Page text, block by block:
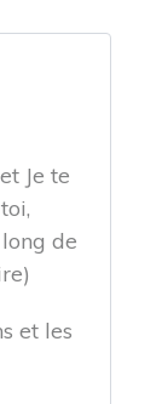
Je te
de
et les